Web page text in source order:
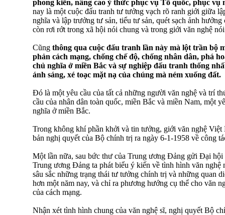
phong kiến, nâng cao ý thức phục vụ Tổ quốc, phục vụ
nay là một cuộc đấu tranh tư tưởng vạch rõ ranh giới giữa
nghĩa và lập trưởng tư sản, tiểu tư sản, quét sạch ảnh
còn rơi rớt trong xã hội nói chung và trong giới văn nghệ
Cũng thông qua cuộc đấu tranh lần này mà lột trần bộ
phản cách mạng, chống chế độ, chống nhân dân, phá
chủ nghĩa ở miền Bắc và sự nghiệp đấu tranh thống
ánh sáng, xé toạc mặt nạ của chúng mà ném xuống đất.
Đó là một yêu cầu của tất cả những người văn nghệ và trí
cầu của nhân dân toàn quốc, miền Bắc và miền Nam, một
nghĩa ở miền Bắc.
Trong không khí phần khởi và tin tưởng, giới văn nghệ Việt
bản nghị quyết của Bộ chính trị ra ngày 6-1-1958 về công
Một lần nữa, sau bức thư của Trung ương Đảng gửi Đại hội
Trung ương Đảng ta phát biểu ý kiến về tình hình văn nghệ
sâu sắc những trạng thái tư tưởng chính trị và những quan
hơn một năm nay, và chỉ ra phương hướng cụ thể cho văn
của cách mạng.
Nhận xét tình hình chung của văn nghệ sĩ, nghị quyết Bộ